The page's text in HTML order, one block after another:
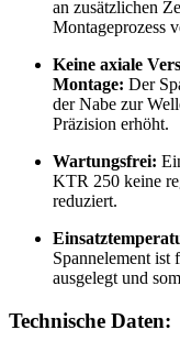
an zusätzlichen
Montageprozess
Keine axiale
Montage: Der
der Nabe zur
Präzision erhöht.
Wartungsfrei:
KTR 250 keine
reduziert.
Spannelement ist
ausgelegt und
Technische Daten: